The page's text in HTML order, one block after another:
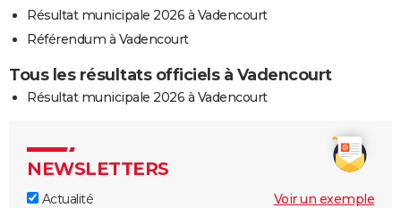
Résultat municipale 2026 à Vadencourt
Référendum à Vadencourt
Tous les résultats officiels à Vadencourt
Résultat municipale 2026 à Vadencourt
NEWSLETTERS
Actualité
Voir un exemple